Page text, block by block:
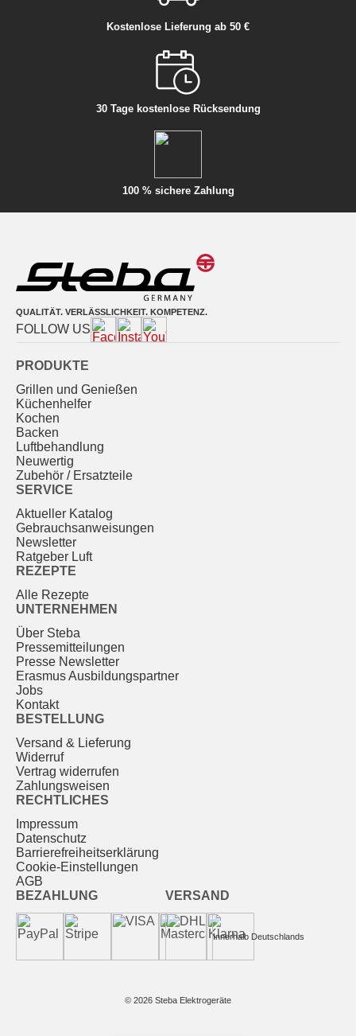
Kostenlose Lieferung ab 50 €
30 Tage kostenlose Rücksendung
100 % sichere Zahlung
QUALITÄT. VERLÄSSLICHKEIT. KOMPETENZ.
FOLLOW US
PRODUKTE
Grillen und Genießen
Küchenhelfer
Kochen
Backen
Luftbehandlung
Neuwertig
Zubehör / Ersatzteile
SERVICE
Aktueller Katalog
Gebrauchs­anweisungen
Newsletter
Ratgeber Luft
REZEPTE
Alle Rezepte
UNTERNEHMEN
Über Steba
Pressemitteilungen
Presse Newsletter
Erasmus Ausbildungspartner
Jobs
Kontakt
BESTELLUNG
Versand & Lieferung
Widerruf
Vertrag widerrufen
Zahlungsweisen
RECHTLICHES
Impressum
Datenschutz
Barrierefreiheitserklärung
Cookie-Einstellungen
AGB
BEZAHLUNG
VERSAND
Innerhalb Deutschlands
© 2026 Steba Elektrogeräte